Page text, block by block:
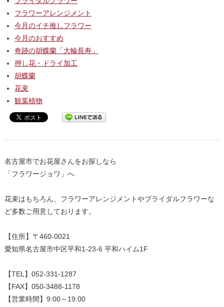
フラワーアレンジメント
今月のイチ推しフラワー
今月のおすすめ
奇跡の胡蝶蘭「大輪長寿」
押し花・ドライ加工
胡蝶蘭
花束
観葉植物
名古屋市でお花屋さんをお探しなら
「フラワージョワ」へ
花束はもちろん、フラワーアレンジメントやブライダルフラワーな
ど多数ご用意しております。
【住所】〒460-0021
愛知県名古屋市中区平和1-23-6 平和ハイム1F
【TEL】052-331-1287
【営業時間】9:00～19:00